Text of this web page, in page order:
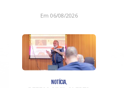
Em 06/08/2026
NOTÍCIA,